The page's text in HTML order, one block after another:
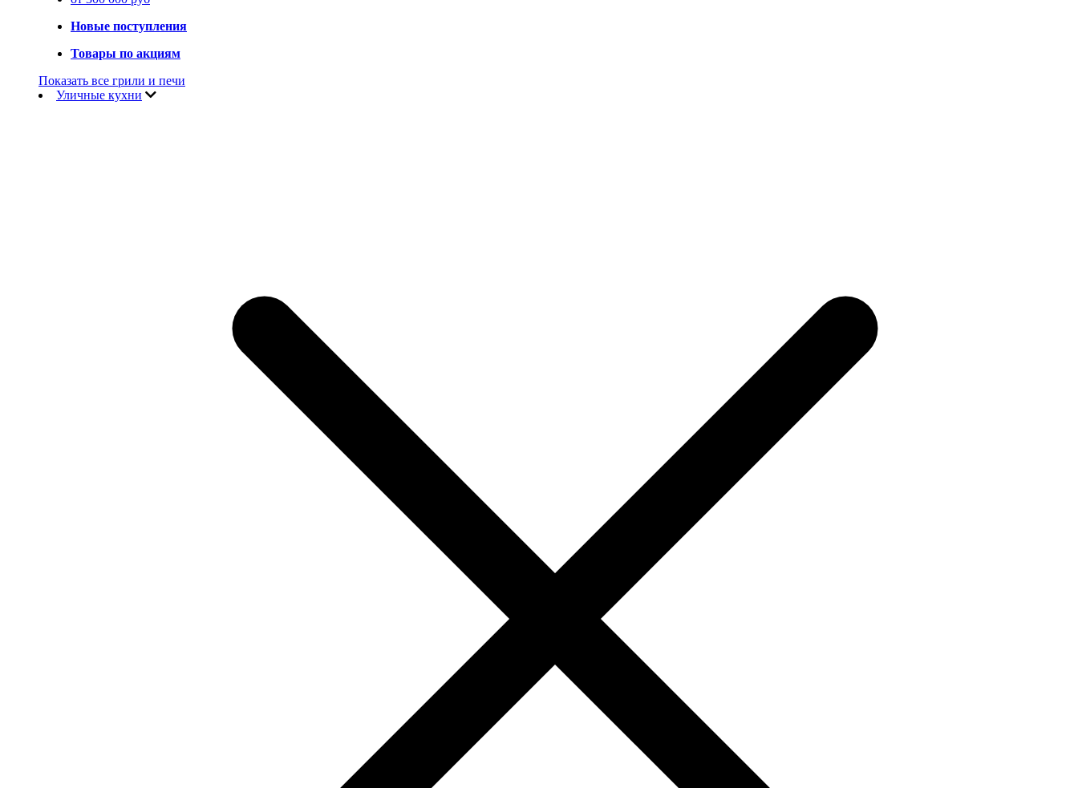
Новые поступления
Товары по акциям
Показать все грили и печи
Уличные кухни